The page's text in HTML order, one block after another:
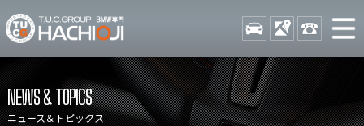
TUCグループ BMW専門 八
STOCK ACCESS 042-
在庫リスト
目玉車両一覧
店舗紹介
NEWS & TOPICS
ニュース＆トピックス